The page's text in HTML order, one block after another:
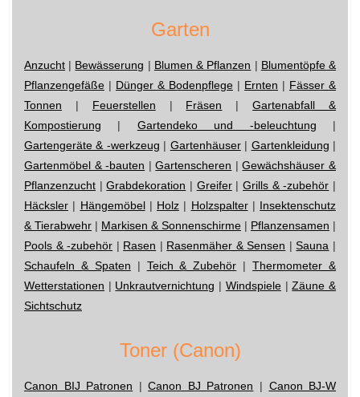
Garten
Anzucht | Bewässerung | Blumen & Pflanzen | Blumentöpfe &
Pflanzengefäße | Dünger & Bodenpflege | Ernten | Fässer &
Tonnen | Feuerstellen | Fräsen |Gartenabfall &
Kompostierung | Gartendeko und -beleuchtung |
Gartengeräte & -werkzeug | Gartenhäuser| Gartenkleidung |
Gartenmöbel & -bauten |Gartenscheren |Gewächshäuser &
Pflanzenzucht |Grabdekoration | Greifer|Grills & -zubehör |
Häcksler | Hängemöbel| Holz | Holzspalter| Insektenschutz
& Tierabwehr | Markisen & Sonnenschirme | Pflanzensamen |
Pools & -zubehör | Rasen | Rasenmäher & Sensen |Sauna |
Schaufeln & Spaten | Teich & Zubehör |Thermometer &
Wetterstationen | Unkrautvernichtung | Windspiele|Zäune &
Sichtschutz
Toner (Canon)
Canon BIJ Patronen |Canon BJ Patronen | Canon BJ-W